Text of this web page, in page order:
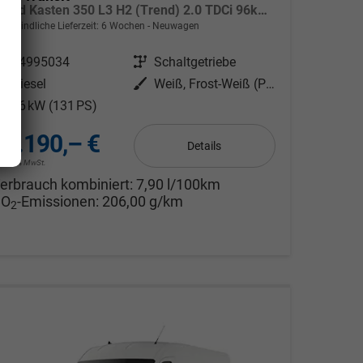
Trend Kasten 350 L3 H2 (Trend) 2.0 TDCi 96kW (131 PS) 6-Gang Schaltgetriebe
Lieferzeit: 6 Wochen Neuwagen
24995034 Getriebe Schaltgetriebe
Diesel Außenfarbe
Weiß, Frost-Weiß (PN3GZ0)
96 kW (131 PS)
36.190,– €
19% MwSt.
Details
kombiniert:7,90 l/100km
2-Emissionen: 206,00 g/km